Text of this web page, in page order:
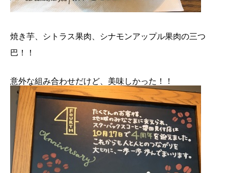
焼き芋、シトラス果肉、シナモンアップル果肉の三つ
巴！！
意外な組み合わせだけど、美味しかった！！